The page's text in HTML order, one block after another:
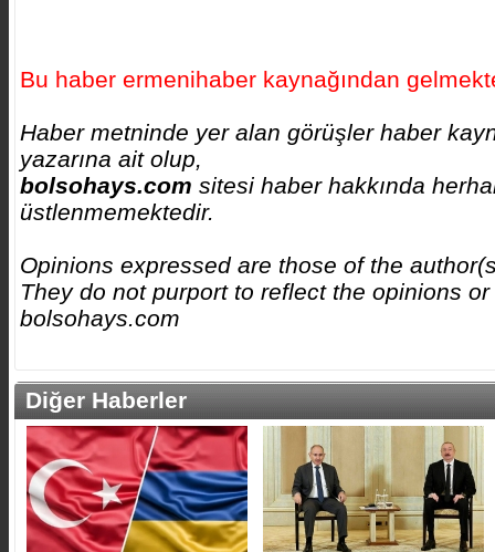
Bu haber ermenihaber kaynağından
Haber metninde yer alan görüşler haber
yazarına ait olup,
bolsohays.com sitesi haber hakkında
üstlenmemektedir.
Opinions expressed are those of the
They do not purport to reflect the opinions
bolsohays.com
Diğer Haberler